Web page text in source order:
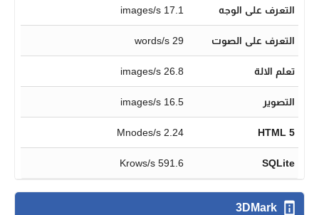
التعرف على الوجه 17.1 images/s
التعرف على الصوت 29 words/s
تعلم الالة 26.8 images/s
التصوير 16.5 images/s
HTML 5
2.24 Mnodes/s
SQLite
591.6 Krows/s
3DMark